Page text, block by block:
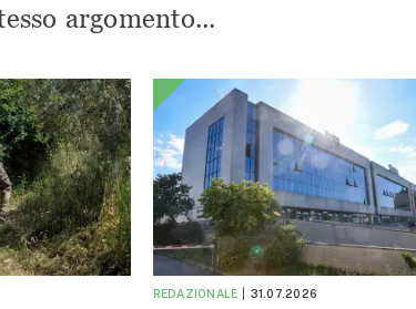
argomento...
REDAZIONALE 31.07.2026